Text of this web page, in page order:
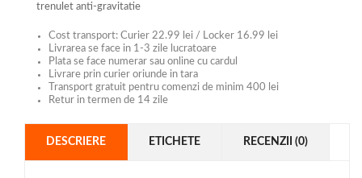
trenulet anti-gravitatie
Cost transport: Curier 22.99 lei / Locker 16.99 lei
Livrarea se face in 1-3 zile lucratoare
Plata se face numerar sau online cu cardul
Livrare prin curier oriunde in tara
Transport gratuit pentru comenzi de minim 400 lei
Retur in termen de 14 zile
DESCRIERE ETICHETE RECENZII (0)